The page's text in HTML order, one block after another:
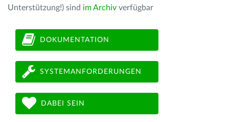
Unterstützung!) sind im Archiv verfügbar
DOKUMENTATION
SYSTEMANFORDERUNGEN
DABEI SEIN